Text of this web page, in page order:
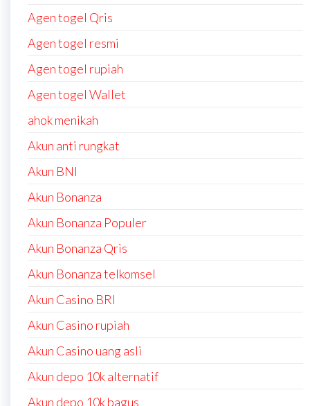
Agen togel Qris
Agen togel resmi
Agen togel rupiah
Agen togel Wallet
ahok menikah
Akun anti rungkat
Akun BNI
Akun Bonanza
Akun Bonanza Populer
Akun Bonanza Qris
Akun Bonanza telkomsel
Akun Casino BRI
Akun Casino rupiah
Akun Casino uang asli
Akun depo 10k alternatif
Akun depo 10k bagus